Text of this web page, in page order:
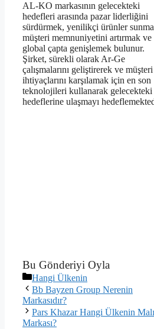
AL-KO markasının gelecekteki
hedefleri arasında pazar liderliğini
sürdürmek, yenilikçi ürünler
müşteri memnuniyetini artırmak ve
global çapta genişlemek bulunur.
Şirket, sürekli olarak Ar-Ge
çalışmalarını geliştirerek ve müşteri
ihtiyaçlarını karşılamak için en son
teknolojileri kullanarak gelecekteki
hedeflerine ulaşmayı
Bu Gönderiyi Oyla
Kategoriler
Hangi Ülkenin
Bb Bayzen Group Nerenin
Markasıdır?
Pars Khazar Hangi Ülkenin Malı
Markası?